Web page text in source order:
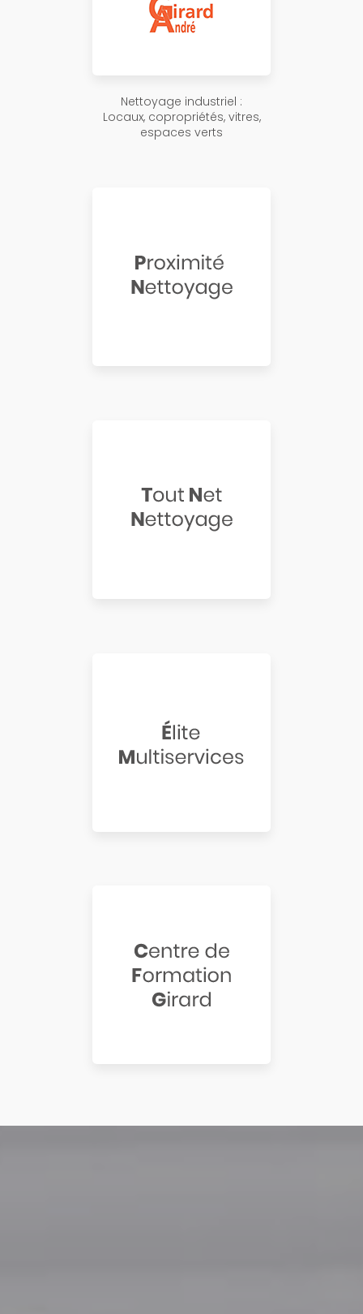
Nettoyage industriel :
Locaux, copropriétés, vitres,
espaces verts